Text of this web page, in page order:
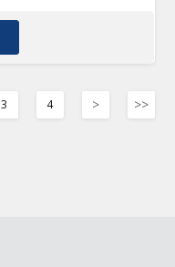
3 4 > >>